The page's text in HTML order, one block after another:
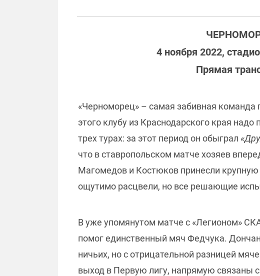
4 ноября 2022,
Прямая
«Черноморец» – самая забивная команда
этого клубу из Краснодарского края
трех турах: за этот период он обыграл
что в ставропольском матче хозяев
Магомедов и Костюков принесли
ощутимо расцвели, но все решающие
В уже упомянутом матче с «Легионом»
помог единственный мяч Федчука.
ничьих, но с отрицательной разницей
выход в Первую лигу, напрямую связаны